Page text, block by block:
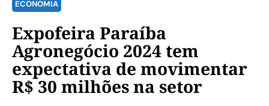
ECONOMIA
Expofeira Paraíba
Agronegócio 2024 tem
expectativa de movimentar
R$ 30 milhões na setor